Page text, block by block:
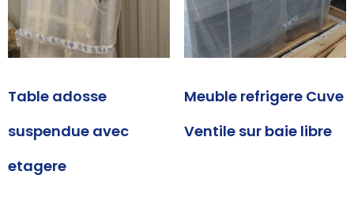
Table adosse
suspendue avec
etagere
Meuble refrigere Cuve
Ventile sur baie libre